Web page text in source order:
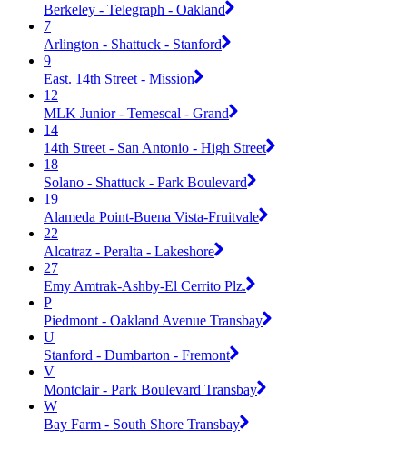
Berkeley - Telegraph - Oakland
7
Arlington - Shattuck - Stanford
9
East. 14th Street - Mission
12
MLK Junior - Temescal - Grand
14
14th Street - San Antonio - High Street
18
Solano - Shattuck - Park Boulevard
19
Alameda Point-Buena Vista-Fruitvale
22
Alcatraz - Peralta - Lakeshore
27
Emy Amtrak-Ashby-El Cerrito Plz.
P
Piedmont - Oakland Avenue Transbay
U
Stanford - Dumbarton - Fremont
V
Montclair - Park Boulevard Transbay
W
Bay Farm - South Shore Transbay